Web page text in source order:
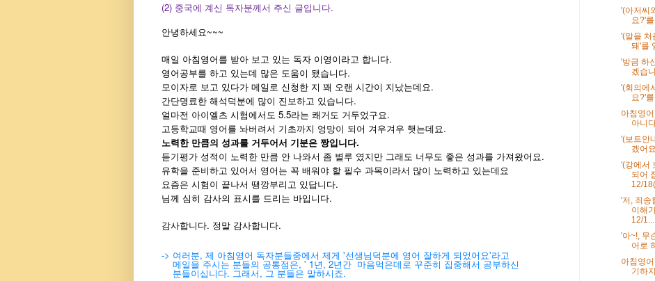
(2) 중국에 계신 독자분께서 주신 글입니다.
안녕하세요~~~
매일 아침영어를 받아 보고 있는 독자 이영이라고 합니다.
영어공부를 하고 있는데 많은 도움이 됐습니다.
모이자로 보고 있다가 메일로 신청한 지 꽤 오랜 시간이 지났는데요.
간단명료한 해석덕분에 많이 진보하고 있습니다.
얼마전 아이엘츠 시험에서도 5.5라는 쾌거도 거두었구요.
고등학교때 영어를 놔버려서 기초까지 엉망이 되어 겨우겨우 햇는데요.
노력한 만큼의 성과를 거두어서 기분은 짱입니다.
듣기평가 성적이 노력한 만큼 안 나와서 좀 별루 였지만 그래도 너무도 좋은 성과를 가져왔어요.
유학을 준비하고 있어서 영어는 꼭 배워야 할 필수 과목이라서 많이 노력하고 있는데요
요즘은 시험이 끝나서 땡깡부리고 있답니다.
님께 심히 감사의 표시를 드리는 바입니다.
감사합니다. 정말 감사합니다.
-> 여러분, 제 아침영어 독자분들중에서 제게 '선생님덕분에 영어 잘하게 되었어요'라고
메일을 주시는 분들의 공통점은, ' 1년, 2년간 마음먹은데로 꾸준히 집중해서 공부하신
분들이십니다. 그래서, 그 분들은 말하시죠.
'(아저씨
요?'
'(말을 처
돼'를
'방금 하
겠습
'(회의에
요?'
아침영
아니
'(보트안
겠어
'(강에서
되어
12/
'저, 죄송
이해
12/1...
'아~!, 무
어로
아침영
기하